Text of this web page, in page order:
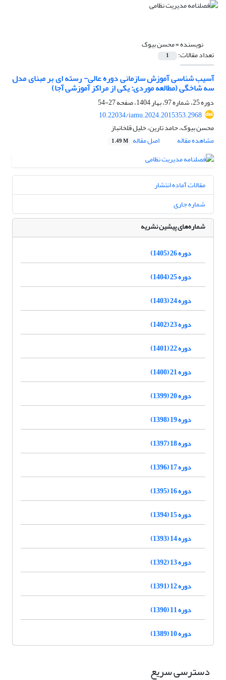
نویسنده =محسن بیوک
تعداد مقالات: 1
آسیب شناسی آموزش سازمانی دوره‌ عالی- رسته ای بر مبنای مدل
سه شاخگی (مطالعه موردی: یکی از مراکز آموزشی آجا)
دوره 25، شماره 97، بهار 1404، صفحه
27-54
10.22034/iamu.2024.2015353.2968
محسن بیوک، حامد تارین، خلیل قلخانباز
مشاهده مقاله
اصل مقاله 1.49 M
مقالات آماده انتشار
شماره جاری
شماره‌های پیشین نشریه
دوره 26 (1405)
دوره 25 (1404)
دوره 24 (1403)
دوره 23 (1402)
دوره 22 (1401)
دوره 21 (1400)
دوره 20 (1399)
دوره 19 (1398)
دوره 18 (1397)
دوره 17 (1396)
دوره 16 (1395)
دوره 15 (1394)
دوره 14 (1393)
دوره 13 (1392)
دوره 12 (1391)
دوره 11 (1390)
دوره 10 (1389)
دسترسی سریع